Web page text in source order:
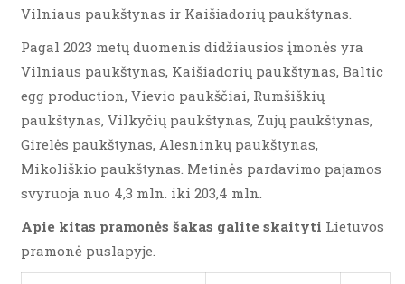
Vilniaus paukštynas ir Kaišiadorių paukštynas.
Pagal 2023 metų duomenis didžiausios įmonės yra
Vilniaus paukštynas, Kaišiadorių paukštynas, Baltic
egg production, Vievio paukščiai, Rumšiškių
paukštynas, Vilkyčių paukštynas, Zujų paukštynas,
Girelės paukštynas, Alesninkų paukštynas,
Mikoliškio paukštynas. Metinės pardavimo pajamos
svyruoja nuo 4,3 mln. iki 203,4 mln.
Apie kitas pramonės šakas galite skaityti Lietuvos
pramonė puslapyje.